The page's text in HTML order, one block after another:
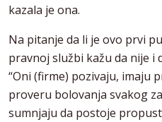
kazala je ona.
Na pitanje da li je ovo prvi
pravnoj službi kažu da nije i
“Oni (firme) pozivaju, imaju
proveru bolovanja svakog
sumnjaju da postoje